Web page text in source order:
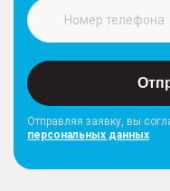
Отправляя заявку, вы
персональных данных